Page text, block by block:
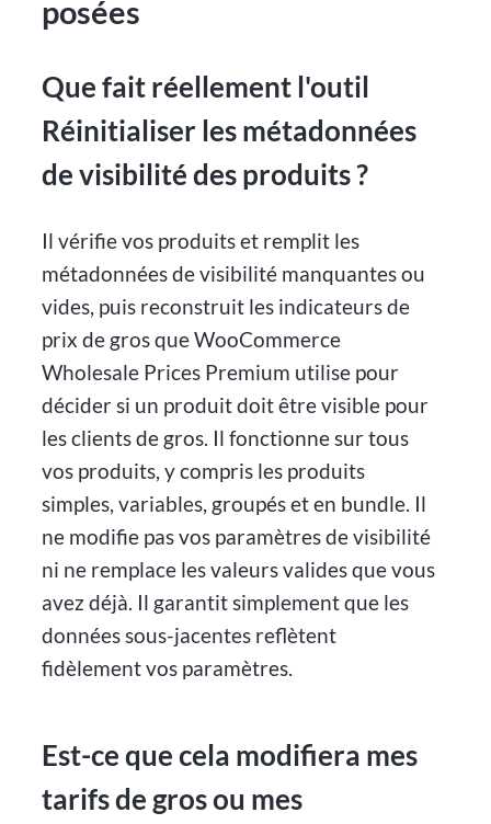
posées
Que fait réellement l'outil
Réinitialiser les métadonnées
de visibilité des produits ?
Il vérifie vos produits et remplit les
métadonnées de visibilité manquantes ou
vides, puis reconstruit les indicateurs de
prix de gros que WooCommerce
Wholesale Prices Premium utilise pour
décider si un produit doit être visible pour
les clients de gros. Il fonctionne sur tous
vos produits, y compris les produits
simples, variables, groupés et en bundle. Il
ne modifie pas vos paramètres de visibilité
ni ne remplace les valeurs valides que vous
avez déjà. Il garantit simplement que les
données sous-jacentes reflètent
fidèlement vos paramètres.
Est-ce que cela modifiera mes
tarifs de gros ou mes